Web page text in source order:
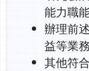
能力職
辦理前
益等業
其他符